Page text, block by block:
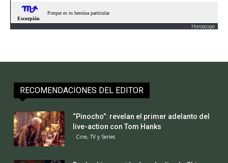
Horoscopo
RECOMENDACIONES DEL EDITOR
“Pinocho”: revelan el primer adelanto del
live-action con Tom Hanks
Cine, TV y Series